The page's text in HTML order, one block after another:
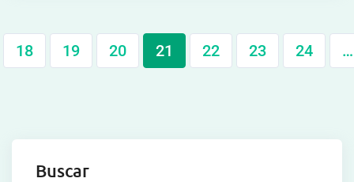
18 19 20 21 22 23 24 …
Buscar